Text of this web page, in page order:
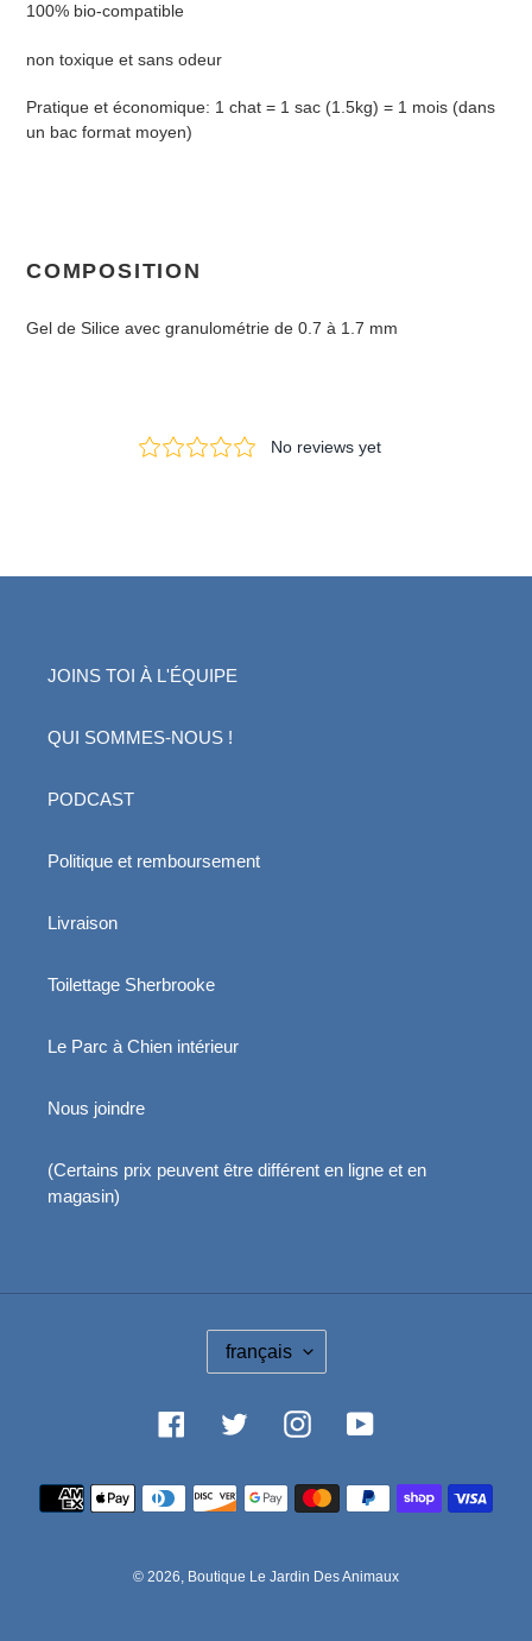
100% bio-compatible
non toxique et sans odeur
Pratique et économique: 1 chat = 1 sac (1.5kg) = 1 mois (dans
un bac format moyen)
COMPOSITION
Gel de Silice avec granulométrie de 0.7 à 1.7 mm
JOINS TOI À L'ÉQUIPE
QUI SOMMES-NOUS !
PODCAST
Politique et remboursement
Livraison
Toilettage Sherbrooke
Le Parc à Chien intérieur
Nous joindre
(Certains prix peuvent être différent en ligne et en
magasin)
L
G
U
français
Facebook Twitter InstagramYouTube
Moyens
de
© 2026, Boutique Le Jardin Des Animaux